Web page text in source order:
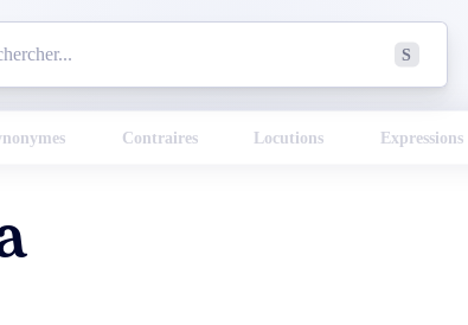
S
Contraires Locutions Expressions